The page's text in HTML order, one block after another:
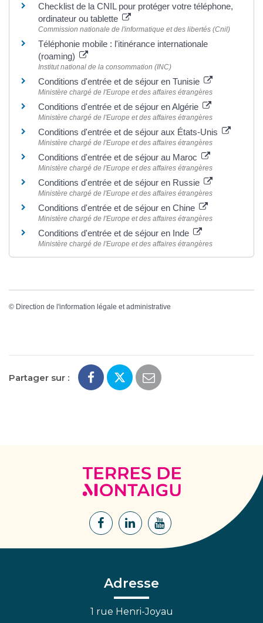
Checklist de la CNIL pour protéger votre téléphone,
ordinateur ou tablette
Commission nationale de l'informatique et des libertés (Cnil)
Téléphonie mobile : l'itinérance internationale
(roaming)
Institut national de la consommation (INC)
Conditions d'entrée et de séjour en Tunisie
Ministère chargé de l'Europe et des affaires étrangères
Conditions d'entrée et de séjour en Algérie
Ministère chargé de l'Europe et des affaires étrangères
Conditions d'entrée et de séjour aux États-Unis
Ministère chargé de l'Europe et des affaires étrangères
Conditions d'entrée et de séjour au Maroc
Ministère chargé de l'Europe et des affaires étrangères
Conditions d'entrée et de séjour en Russie
Ministère chargé de l'Europe et des affaires étrangères
Conditions d'entrée et de séjour en Chine
Ministère chargé de l'Europe et des affaires étrangères
Conditions d'entrée et de séjour en Inde
Ministère chargé de l'Europe et des affaires étrangères
© Direction de l'information légale et administrative
Partager sur :
Terres
de
Lien
Facebook
Lien
Linkedin
Lien
Adresse
1 rue Henri-Joyau